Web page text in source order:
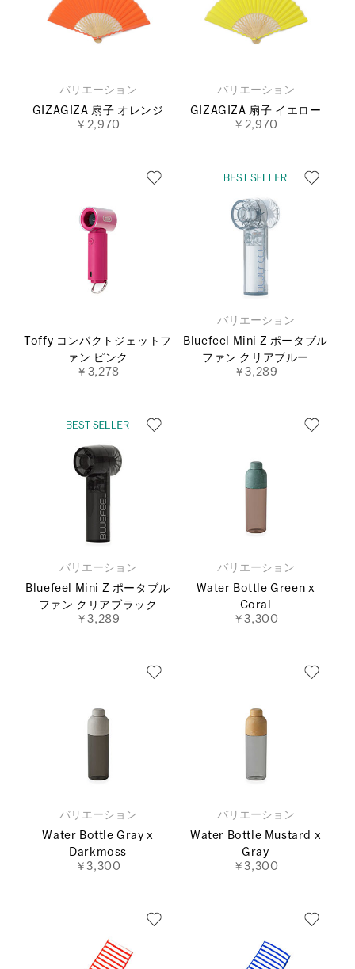
バリエーション
GIZAGIZA 扇子 オレンジ
￥2,970
バリエーション
GIZAGIZA 扇子 イエロー
￥2,970
Toffy コンパクトジェットフ
ァン ピンク
￥3,278
バリエーション
Bluefeel Mini Z ポータブル
ファン クリアブルー
￥3,289
バリエーション
Bluefeel Mini Z ポータブル
ファン クリアブラック
￥3,289
バリエーション
Water Bottle Green x
Coral
￥3,300
バリエーション
Water Bottle Gray x
Darkmoss
￥3,300
バリエーション
Water Bottle Mustard x
Gray
￥3,300